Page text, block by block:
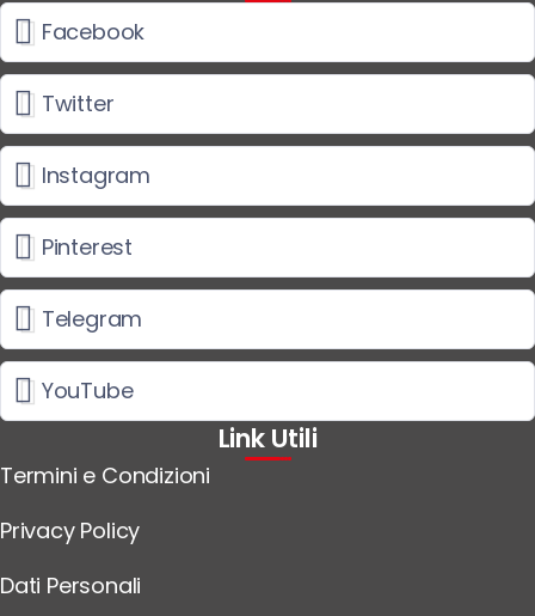
Facebook
Twitter
Instagram
Pinterest
Telegram
YouTube
Link Utili
Termini e Condizioni
Privacy Policy
Dati Personali